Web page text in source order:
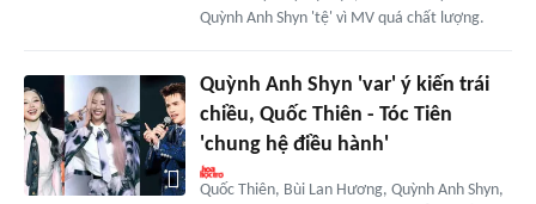
Quỳnh Anh Shyn 'tệ' vì MV quá chất lượng.
Quỳnh Anh Shyn 'var' ý kiến trái
chiều, Quốc Thiên - Tóc Tiên
'chung hệ điều hành'
Quốc Thiên, Bùi Lan Hương, Quỳnh Anh Shyn,